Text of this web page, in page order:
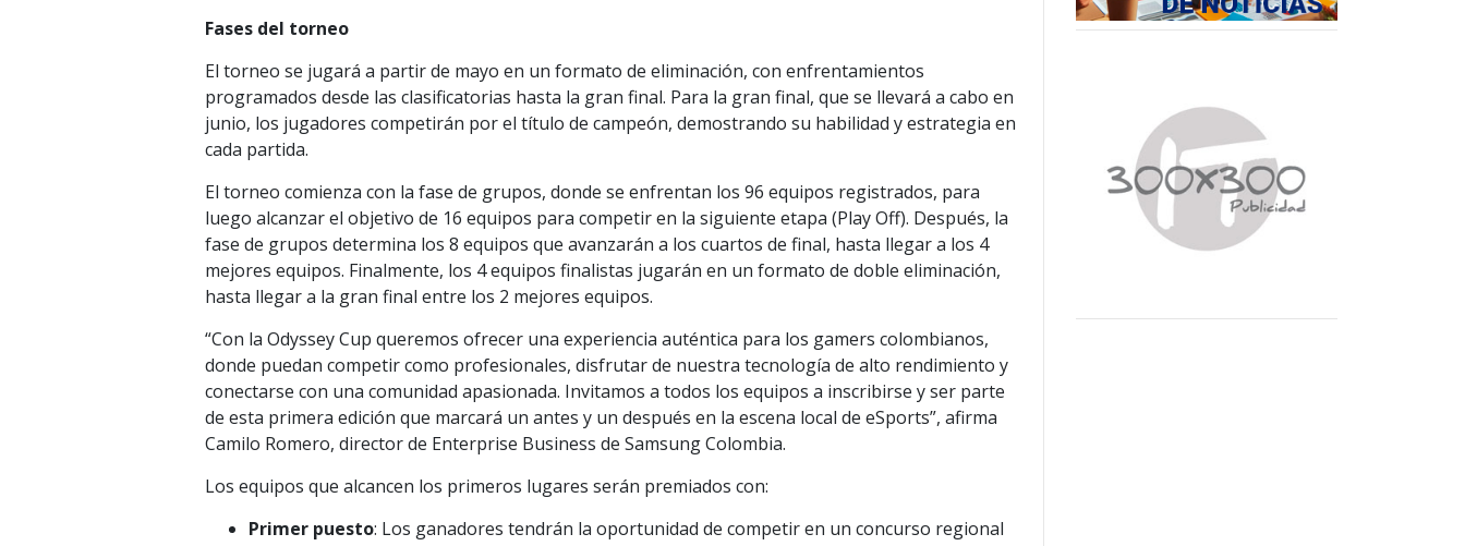
Fases del torneo
El torneo se jugará a partir de mayo en un formato de eliminación, con enfrentamientos
programados desde las clasificatorias hasta la gran final. Para la gran final, que se llevará a cabo en
junio, los jugadores competirán por el título de campeón, demostrando su habilidad y estrategia en
cada partida.
El torneo comienza con la fase de grupos, donde se enfrentan los 96 equipos registrados, para
luego alcanzar el objetivo de 16 equipos para competir en la siguiente etapa (Play Off). Después, la
fase de grupos determina los 8 equipos que avanzarán a los cuartos de final, hasta llegar a los 4
mejores equipos. Finalmente, los 4 equipos finalistas jugarán en un formato de doble eliminación,
hasta llegar a la gran final entre los 2 mejores equipos.
“Con la Odyssey Cup queremos ofrecer una experiencia auténtica para los gamers colombianos,
donde puedan competir como profesionales, disfrutar de nuestra tecnología de alto rendimiento y
conectarse con una comunidad apasionada. Invitamos a todos los equipos a inscribirse y ser parte
de esta primera edición que marcará un antes y un después en la escena local de eSports”, afirma
Camilo Romero, director de Enterprise Business de Samsung Colombia.
Los equipos que alcancen los primeros lugares serán premiados con:
Primer puesto: Los ganadores tendrán la oportunidad de competir en un concurso regional